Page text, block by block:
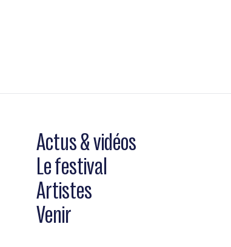
Actus & vidéos
Le festival
Artistes
Venir